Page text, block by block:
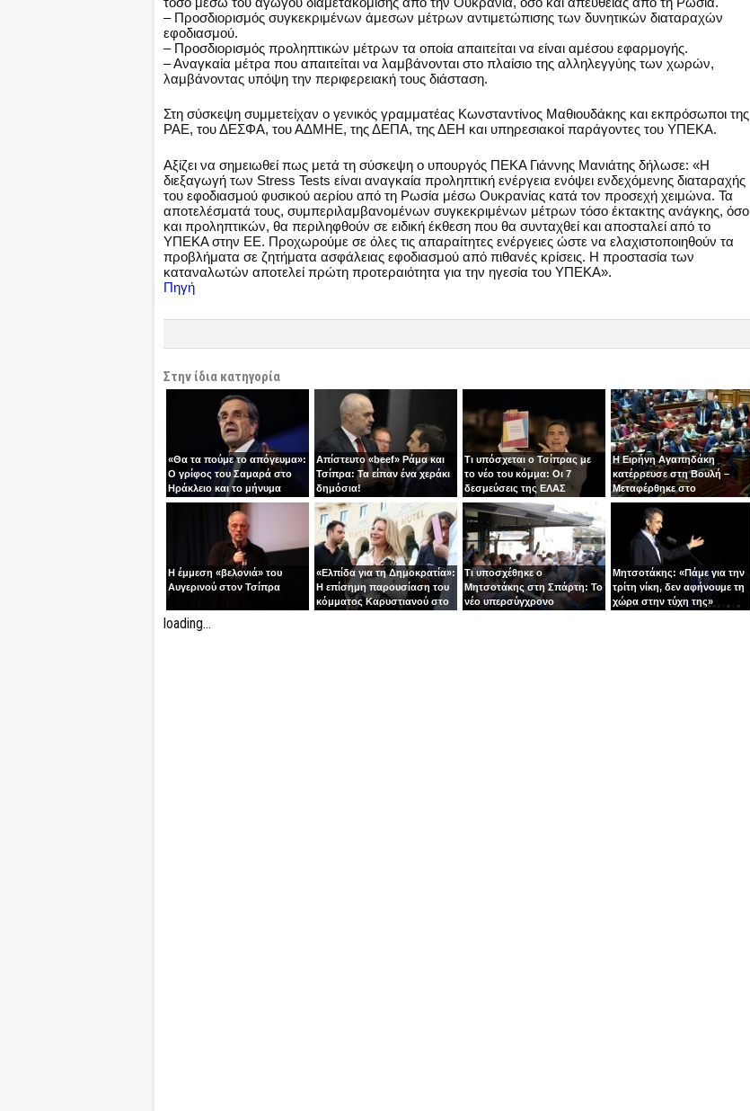
– Προσδιορισμός συγκεκριμένων άμεσων μέτρων αντιμετώπισης των δυνητικών διαταραχών
εφοδιασμού.
– Προσδιορισμός προληπτικών μέτρων τα οποία απαιτείται να είναι αμέσου εφαρμογής.
– Αναγκαία μέτρα που απαιτείται να λαμβάνονται στο πλαίσιο της αλληλεγγύης των χωρών,
λαμβάνοντας υπόψη την περιφερειακή τους διάσταση.
Στη σύσκεψη συμμετείχαν ο γενικός γραμματέας Κωνσταντίνος Μαθιουδάκης και εκπρόσωποι της
ΡΑΕ, του ΔΕΣΦΑ, του ΑΔΜΗΕ, της ΔΕΠΑ, της ΔΕΗ και υπηρεσιακοί παράγοντες του ΥΠΕΚΑ.
Αξίζει να σημειωθεί πως μετά τη σύσκεψη ο υπουργός ΠΕΚΑ Γιάννης Μανιάτης δήλωσε: «Η
διεξαγωγή των Stress Tests είναι αναγκαία προληπτική ενέργεια ενόψει ενδεχόμενης διαταραχής
του εφοδιασμού φυσικού αερίου από τη Ρωσία μέσω Ουκρανίας κατά τον προσεχή χειμώνα. Τα
αποτελέσματά τους, συμπεριλαμβανομένων συγκεκριμένων μέτρων τόσο έκτακτης ανάγκης, όσο
και προληπτικών, θα περιληφθούν σε ειδική έκθεση που θα συνταχθεί και αποσταλεί από το
ΥΠΕΚΑ στην ΕΕ. Προχωρούμε σε όλες τις απαραίτητες ενέργειες ώστε να ελαχιστοποιηθούν τα
προβλήματα σε ζητήματα ασφάλειας εφοδιασμού από πιθανές κρίσεις. Η προστασία των
καταναλωτών αποτελεί πρώτη προτεραιότητα για την ηγεσία του ΥΠΕΚΑ».
Πηγή
Στην ίδια κατηγορία
«Θα τα πούμε το απόγευμα»:
Ο γρίφος του Σαμαρά στο
Ηράκλειο και το μήνυμα
ανατροπής
Απίστευτο «beef» Ράμα και
Τσίπρα: Τα είπαν ένα χεράκι
δημόσια!
Τι υπόσχεται ο Τσίπρας με
το νέο του κόμμα: Οι 7
δεσμεύσεις της ΕΛΑΣ
Η Ειρήνη Αγαπηδάκη
κατέρρευσε στη Βουλή –
Μεταφέρθηκε στο
νοσοκομείο με ασθενοφόρο
Η έμμεση «βελονιά» του
Αυγερινού στον Τσίπρα
«Ελπίδα για τη Δημοκρατία»:
Η επίσημη παρουσίαση του
κόμματος Καρυστιανού στο
Τι υποσχέθηκε ο
Μητσοτάκης στη Σπάρτη: Το
νέο υπερσύγχρονο
Μητσοτάκης: «Πάμε για την
τρίτη νίκη, δεν αφήνουμε τη
χώρα στην τύχη της»
loading...